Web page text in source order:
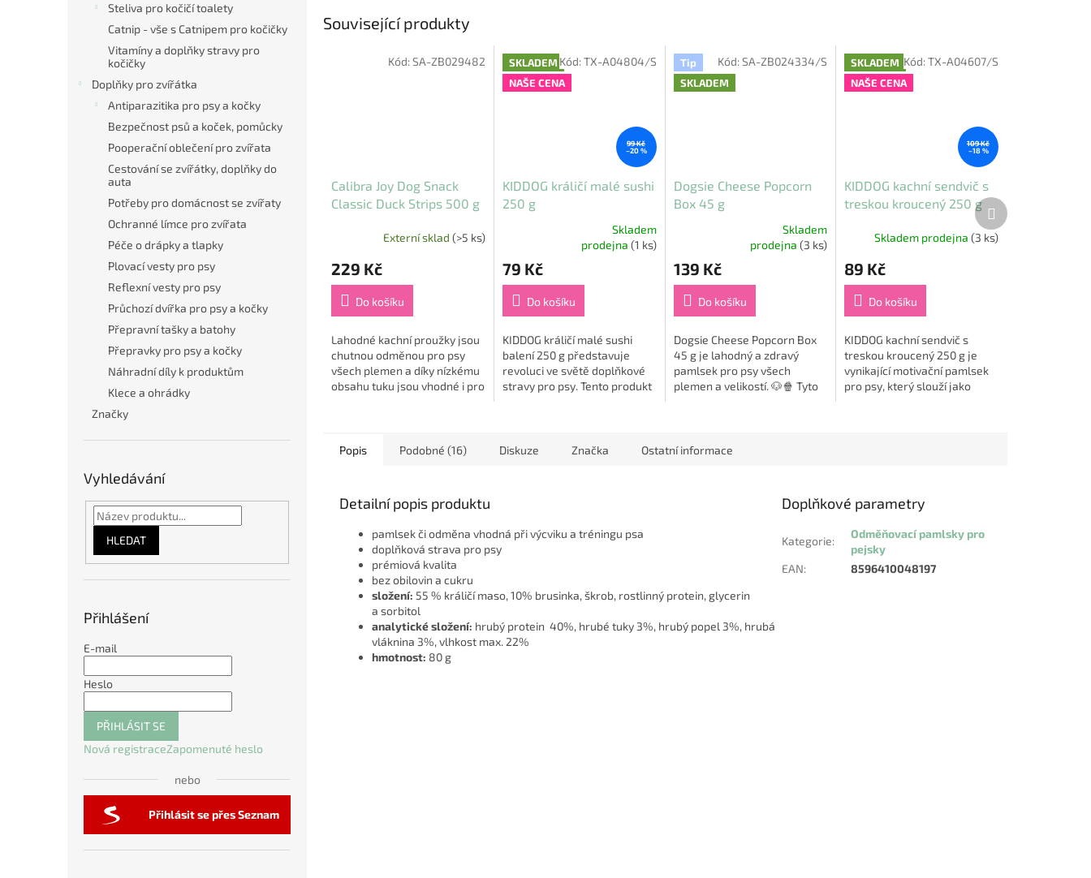
Steliva pro kočičí toalety
Catnip - vše s Catnipem pro kočičky
Vitamíny a doplňky stravy pro
kočičky
Doplňky pro zvířátka
Antiparazitika pro psy a kočky
Bezpečnost psů a koček, pomůcky
Pooperační oblečení pro zvířata
Cestování se zvířátky, doplňky do
auta
Potřeby pro domácnost se zvířaty
Ochranné límce pro zvířata
Péče o drápky a tlapky
Plovací vesty pro psy
Reflexní vesty pro psy
Průchozí dvířka pro psy a kočky
Přepravní tašky a batohy
Přepravky pro psy a kočky
Náhradní díly k produktům
Klece a ohrádky
Značky
Vyhledávání
HLEDAT
Přihlášení
E-mail
Heslo
PŘIHLÁSIT SE
Nová registraceZapomenuté heslo
nebo
Přihlásit se přes Seznam
Související produkty
Calibra Joy Dog Snack
Classic Duck Strips 500 g
Externí sklad (>5 ks)
229 Kč
Do košíku
Lahodné kachní proužky jsou
chutnou odměnou pro psy
všech plemen a díky nízkému
obsahu tuku jsou vhodné i pro
Kód:SA-ZB029482
SKLADEM
NAŠE CENA
99 Kč
–20 %
KIDDOG králičí malé sushi
250 g
produktu
je
z
hvězdiček.
Skladem
prodejna (1 ks)
79 Kč
Do košíku
KIDDOG králičí malé sushi
balení 250 g představuje
revoluci ve světě doplňkové
stravy pro psy. Tento produkt
Kód:TX-A04804/S
Tip
SKLADEM
Dogsie Cheese Popcorn
Box 45 g
produktu
je
z
hvězdiček.
Skladem
prodejna(3 ks)
139 Kč
Do košíku
Dogsie Cheese Popcorn Box
45 g je lahodný a zdravý
pamlsek pro psy všech
plemen a velikostí. 🐶🍿 Tyto
Kód:SA-ZB024334/S
SKLADEM
NAŠE CENA
109 Kč
–18 %
KIDDOG kachní sendvič s
treskou kroucený 250 g
Skladem prodejna (3 ks)
89 Kč
Do košíku
KIDDOG kachní sendvič s
treskou kroucený 250 g je
vynikající motivační pamlsek
pro psy, který slouží jako
Kód:TX-A04607/S
Další
produkt
Popis Podobné (16) Diskuze Značka Ostatní informace
Detailní popis produktu
pamlsek či odměna vhodná při výcviku a tréningu psa
doplňková strava pro psy
prémiová kvalita
bez obilovin a cukru
složení: 55 % králičí maso, 10% brusinka, škrob, rostlinný protein, glycerin
a sorbitol
analytické složení: hrubý protein 40%, hrubé tuky 3%, hrubý popel 3%, hrubá
vláknina 3%, vlhkost max. 22%
hmotnost: 80 g
Doplňkové parametry
Kategorie:
Odměňovací pamlsky pro
pejsky
EAN: 8596410048197